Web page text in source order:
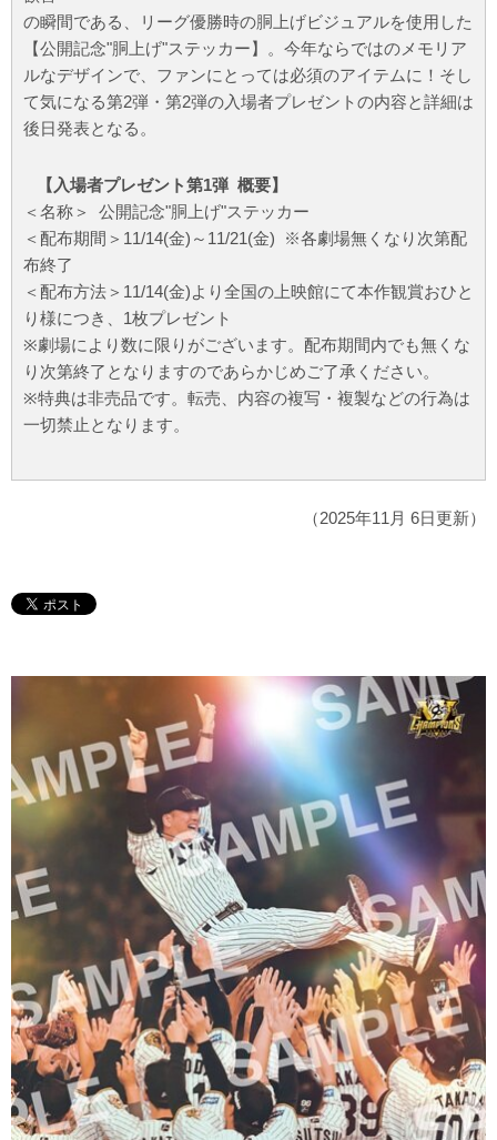
の瞬間である、リーグ優勝時の胴上げビジュアルを使用した
【公開記念"胴上げ"ステッカー】。今年ならではのメモリア
ルなデザインで、ファンにとっては必須のアイテムに！そし
て気になる第2弾・第2弾の入場者プレゼントの内容と詳細は
後日発表となる。
【入場者プレゼント第1弾 概要】
＜名称＞ 公開記念"胴上げ"ステッカー
＜配布期間＞11/14(金)～11/21(金) ※各劇場無くなり次第配
布終了
＜配布方法＞11/14(金)より全国の上映館にて本作観賞おひと
り様につき、1枚プレゼント
※劇場により数に限りがございます。配布期間内でも無くな
り次第終了となりますのであらかじめご了承ください。
※特典は非売品です。転売、内容の複写・複製などの行為は
一切禁止となります。
（2025年11月 6日更新）